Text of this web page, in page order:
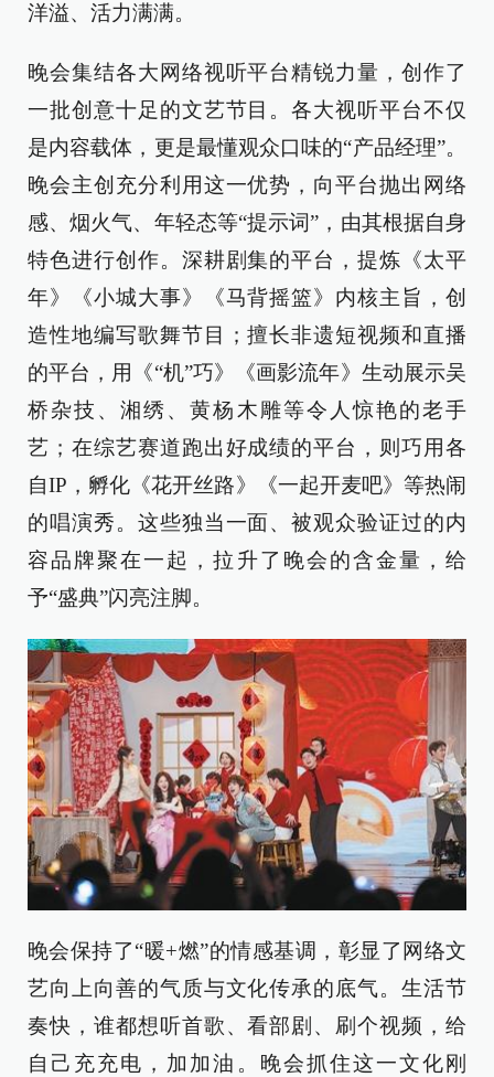
洋溢、活力满满。
晚会集结各大网络视听平台精锐力量，创作了
一批创意十足的文艺节目。各大视听平台不仅
是内容载体，更是最懂观众口味的“产品经理”。
晚会主创充分利用这一优势，向平台抛出网络
感、烟火气、年轻态等“提示词”，由其根据自身
特色进行创作。深耕剧集的平台，提炼《太平
年》《小城大事》《马背摇篮》内核主旨，创
造性地编写歌舞节目；擅长非遗短视频和直播
的平台，用《“机”巧》《画影流年》生动展示吴
桥杂技、湘绣、黄杨木雕等令人惊艳的老手
艺；在综艺赛道跑出好成绩的平台，则巧用各
自IP，孵化《花开丝路》《一起开麦吧》等热闹
的唱演秀。这些独当一面、被观众验证过的内
容品牌聚在一起，拉升了晚会的含金量，给
予“盛典”闪亮注脚。
晚会保持了“暖+燃”的情感基调，彰显了网络文
艺向上向善的气质与文化传承的底气。生活节
奏快，谁都想听首歌、看部剧、刷个视频，给
自己充充电，加加油。晚会抓住这一文化刚